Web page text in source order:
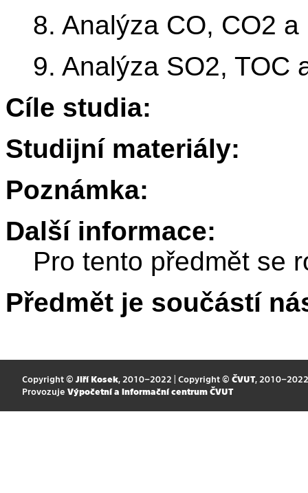
8. Analýza CO, CO2 a
9. Analýza SO2,
Cíle studia:
Studijní materiály:
Poznámka:
Další informace:
Pro tento předmět se
Předmět je součástí
Copyright © Jiří Kosek, 2010–2022 | Copyright © ČVUT, 2010–2022
Provozuje Výpočetní a informační centrum ČVUT